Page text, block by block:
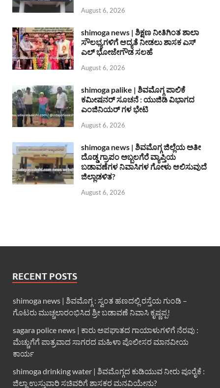
August 6, 2026
shimoga news | ಶಿಕ್ಷಣ ನೀತಿಗಿಂತ ಶಾಲಾ
ಸೌಲಭ್ಯಗಳಿಗೆ ಆದ್ಯತೆ ನೀಡಲು ಶಾಸಕ ಎಸ್
ಎಲ್ ಭೋಜೇಗೌಡ ಸಲಹೆ
August 6, 2026
shimoga palike | ಶಿವಮೊಗ್ಗ ಪಾಲಿಕೆ
ಕಮೀಷನರ್ ಸೂಚನೆ : ಯುಜಿಡಿ ವಿಭಾಗದ
ಎಂಜಿನಿಯರ್ ಗಳ ಭೇಟಿ
August 6, 2026
shimoga news | ಶಿವಮೊಗ್ಗ ಜಿಲ್ಲೆಯ ಅತೀ
ದೊಡ್ಡ ಗ್ರಾಪಂ ಅಬ್ಬಲಗೆರೆ ವ್ಯಾಪ್ತಿಯ
ಬಡಾವಣೆಗಳ ನಿವಾಸಿಗಳ ಗೋಳು ಆಲಿಸುವುದೆ
ಜಿಲ್ಲಾಡಳಿತ?
August 6, 2026
RECENT POSTS
shimoga news | ಶಿವಮೊಗ್ಗ : ಸ್ವಂತ ಹಣದಲ್ಲಿ ರಸ್ತೆಯ ಗುಂಡಿ –
ಗೊಟರು ಮುಚ್ಚಲಾರಂಭಿಸಿದ ಶ್ರೀ ಬಡಾವಣೆ ನಿವಾಸಿ ಕೃಷ್ಣಪ್ಪ!
sagara police news | ಕಾರು ಅಪಘಾತದ ಗಾಯಾಳುಗಳಿಗೆ ನೆರವು :
ಮೆಚ್ಚುಗೆಗೆ ಪಾತ್ರವಾದ ಸಾಗರದ ಮಹಿಳಾ ಪೊಲೀಸರ ಮಾನವೀಯ
ಕಾರ್ಯ
shimoga drinking water | ಶಿವಮೊಗ್ಗದ ಕುಡಿಯುವ ನೀರು ಪೂರೈಕೆ :
ಜಿಲ್ಲಾ ಉಸ್ತುವಾರಿ ಸಚಿವರಿಗೆ ಶಾಸಕರ ಮನವಿಯೇನು?